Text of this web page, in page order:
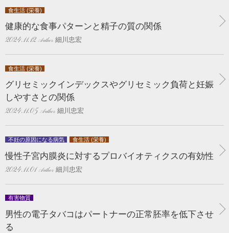
食生活 (栄養)
健康的な食事パターンと精子の質の関係
2024.11.12 細川忠宏
食生活 (栄養)
グリセミックインデックスやグリセミック負荷と妊娠
しやすさとの関係
2024.11.05 細川忠宏
不妊の原因になる病気 食生活 (栄養)
慢性子宮内膜炎に対するプロバイオティクスの有効性
2024.11.01 細川忠宏
有害物質
男性の電子タバコはパートナーの正常胚率を低下させ
る